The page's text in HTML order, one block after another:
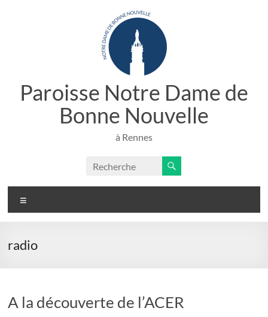
Paroisse Notre Dame de
Bonne Nouvelle
à Rennes
radio
A la découverte de l’ACER